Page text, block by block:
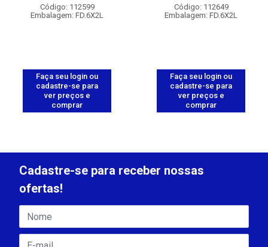
Código: 112599
Embalagem: FD.6X2L
Faça seu login ou
cadastre-se para
ver preços e
comprar
Código: 112649
Embalagem: FD.6X2L
Faça seu login ou
cadastre-se para
ver preços e
comprar
Cadastre-se para receber nossas
ofertas!